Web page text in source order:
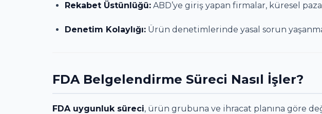
Rekabet Üstünlüğü: ABD’ye giriş yapan firmalar, küresel
Denetim Kolaylığı: Ürün denetimlerinde yasal sorun
FDA Belgelendirme Süreci Nasıl İşler?
FDA uygunluk süreci, ürün grubuna ve ihracat planına göre